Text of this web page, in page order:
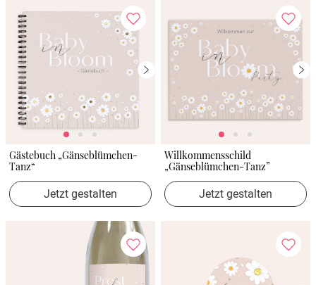
Gästebuch „Gänseblümchen-
Tanz“
Jetzt gestalten
Willkommensschild
„Gänseblümchen-Tanz”
Jetzt gestalten